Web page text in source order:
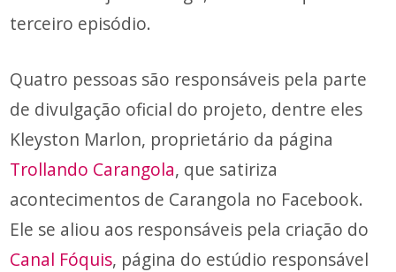
terceiro episódio.
Quatro pessoas são responsáveis pela parte
de divulgação oficial do projeto, dentre eles
Kleyston Marlon, proprietário da página
Trollando Carangola, que satiriza
acontecimentos de Carangola no Facebook.
Ele se aliou aos responsáveis pela criação do
Canal Fóquis, página do estúdio responsável